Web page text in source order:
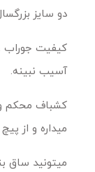
دو سایز
کیفیت جوراب
آسیب نبینه.
کشباف محکم
میداره و از
میتونید ساق